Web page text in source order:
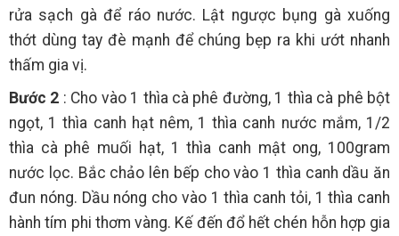
rửa sạch gà để ráo nước. Lật ngược bụng gà xuống
thớt dùng tay đè mạnh để chúng bẹp ra khi ướt nhanh
thấm gia vị.
Bước 2 : Cho vào 1 thìa cà phê đường, 1 thìa cà phê bột
ngọt, 1 thìa canh hạt nêm, 1 thìa canh nước mắm, 1/2
thìa cà phê muối hạt, 1 thìa canh mật ong, 100gram
nước lọc. Bắc chảo lên bếp cho vào 1 thìa canh dầu ăn
đun nóng. Dầu nóng cho vào 1 thìa canh tỏi, 1 thìa canh
hành tím phi thơm vàng. Kế đến đổ hết chén hỗn hợp gia